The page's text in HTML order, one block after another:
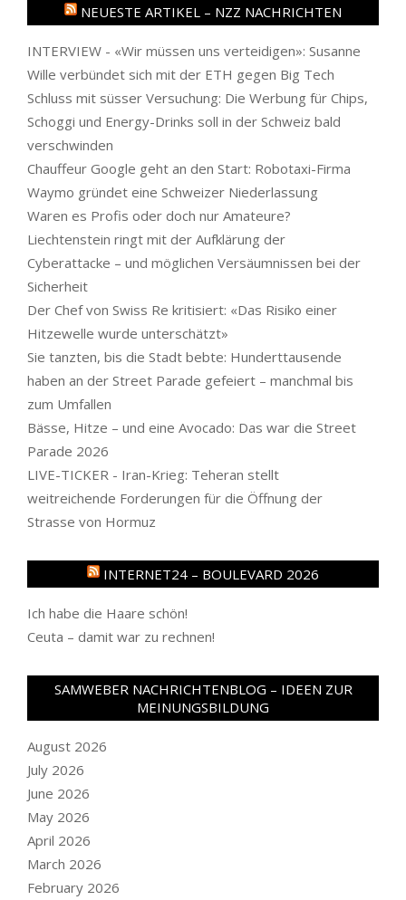
NEUESTE ARTIKEL – NZZ NACHRICHTEN
INTERVIEW - «Wir müssen uns verteidigen»: Susanne
Wille verbündet sich mit der ETH gegen Big Tech
Schluss mit süsser Versuchung: Die Werbung für Chips,
Schoggi und Energy-Drinks soll in der Schweiz bald
verschwinden
Chauffeur Google geht an den Start: Robotaxi-Firma
Waymo gründet eine Schweizer Niederlassung
Waren es Profis oder doch nur Amateure?
Liechtenstein ringt mit der Aufklärung der
Cyberattacke – und möglichen Versäumnissen bei der
Sicherheit
Der Chef von Swiss Re kritisiert: «Das Risiko einer
Hitzewelle wurde unterschätzt»
Sie tanzten, bis die Stadt bebte: Hunderttausende
haben an der Street Parade gefeiert – manchmal bis
zum Umfallen
Bässe, Hitze – und eine Avocado: Das war die Street
Parade 2026
LIVE-TICKER - Iran-Krieg: Teheran stellt
weitreichende Forderungen für die Öffnung der
Strasse von Hormuz
INTERNET24 – BOULEVARD 2026
Ich habe die Haare schön!
Ceuta – damit war zu rechnen!
SAMWEBER NACHRICHTENBLOG – IDEEN ZUR
MEINUNGSBILDUNG
August 2026
July 2026
June 2026
May 2026
April 2026
March 2026
February 2026